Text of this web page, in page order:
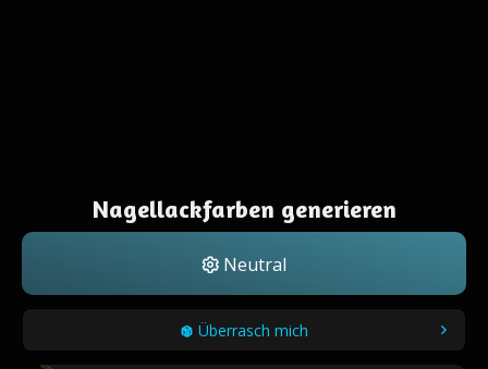
Nagellackfarben generieren
Neutral
Überrasch mich